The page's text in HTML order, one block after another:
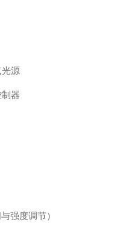
光源
器
强度调节）